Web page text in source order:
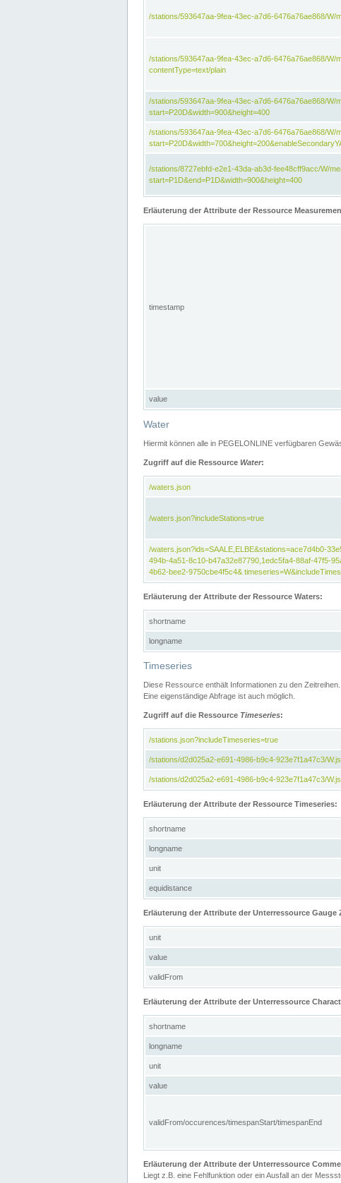
/stations/593647aa-9fea-43ec-a7d6-6476a76ae868/W/
/stations/593647aa-9fea-43ec-a7d6-6476a76ae868/W/
contentType=text/plain
/stations/593647aa-9fea-43ec-a7d6-6476a76ae868/W/
start=P20D&width=900&height=400
/stations/593647aa-9fea-43ec-a7d6-6476a76ae868/W/
/stations/8727ebfd-e2e1-43da-ab3d-fee48cff9acc/W/
start=P1D&end=P1D&width=900&height=400
Erläuterung der Attribute der Ressource
timestamp
value
Water
Hiermit können alle in PEGELONLINE verfügbaren
Zugriff auf die Ressource Water:
/waters.json
/waters.json?includeStations=true
/waters.json?ids=SAALE,ELBE&stations=ace7d4b0-
494b-4a51-8c10-b47a32e87790,1edc5fa4-88af-47f5-
4b62-bee2-9750cbe4f5c4&
Erläuterung der Attribute der Ressource Waters:
shortname
longname
Timeseries
Diese Ressource enthält Informationen zu den
Eine eigenständige Abfrage ist auch möglich.
Zugriff auf die Ressource Timeseries:
/stations.json?includeTimeseries=true
/stations/d2d025a2-e691-4986-b9c4-923e7f1a47c3/
/stations/d2d025a2-e691-4986-b9c4-923e7f1a47c3/
Erläuterung der Attribute der Ressource Timeseries:
shortname
longname
unit
equidistance
Erläuterung der Attribute der Unterressource Gauge
unit
value
validFrom
Erläuterung der Attribute der Unterressource
shortname
longname
unit
value
validFrom/occurences/timespanStart/timespanEnd
Erläuterung der Attribute der Unterressource
Liegt z.B. eine Fehlfunktion oder ein Ausfall an der